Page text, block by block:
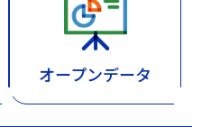
オープンデータ